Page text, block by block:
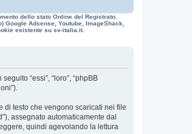
dello stato Online del Registrato.
Adsense, Youtube, ImageShack,
esistente su sv-italia.it.
“essi”, “loro”, “phpBB
di testo che vengono scaricati nei file
assegnato automaticamente dal
quindi agevolando la lettura